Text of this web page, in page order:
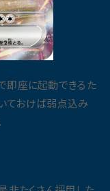
即座に起動できるた
ておけば弱点込み